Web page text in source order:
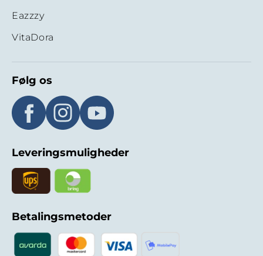
Eazzzy
VitaDora
Følg os
Leveringsmuligheder
Betalingsmetoder